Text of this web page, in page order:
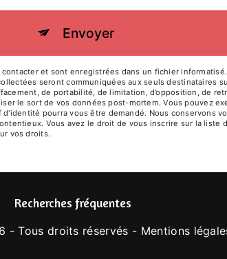
Envoyer
et sont enregistrées dans un fichier
seront communiquées aux seuls destinataires
de portabilité, de limitation, d’opposition, de
le sort de vos données post-mortem. Vous pouvez
pourra vous être demandé. Nous conservons
Vous avez le droit de vous inscrire sur la
vos droits.
Recherches fréquentes
- Tous droits réservés - Mentions